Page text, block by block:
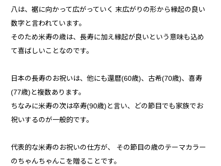
八は、裾に向かって広がっていく 末広がりの形から縁起の良い
数字と言われています。
そのため米寿の歳は、長寿に加え縁起が良いという意味も込め
て喜ばしいことなのです。
日本の長寿のお祝いは、他にも還暦(60歳)、古希(70歳)、喜寿
(77歳)と複数あります。
ちなみに米寿の次は卒寿(90歳)と言い、どの節目でも家族でお
祝いするのが一般的です。
代表的な米寿のお祝いの仕方が、 その節目の歳のテーマカラー
のちゃんちゃんこを贈ることです。